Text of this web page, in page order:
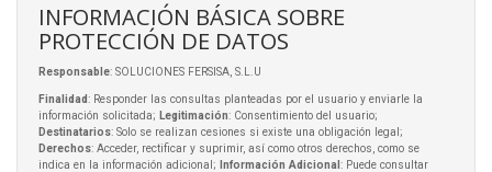
INFORMACIÓN BÁSICA SOBRE
PROTECCIÓN DE DATOS
Responsable: SOLUCIONES FERSISA, S.L.U
Finalidad: Responder las consultas planteadas por el usuario y enviarle la
información solicitada; Legitimación: Consentimiento del usuario;
Destinatarios: Solo se realizan cesiones si existe una obligación legal;
Derechos: Acceder, rectificar y suprimir, así como otros derechos, como se
indica en la información adicional;
Información Adicional : Puede consultar